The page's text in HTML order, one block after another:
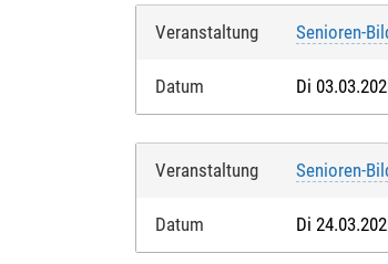
Veranstaltung Senioren-
Datum Di
Veranstaltung Senioren-
Datum Di